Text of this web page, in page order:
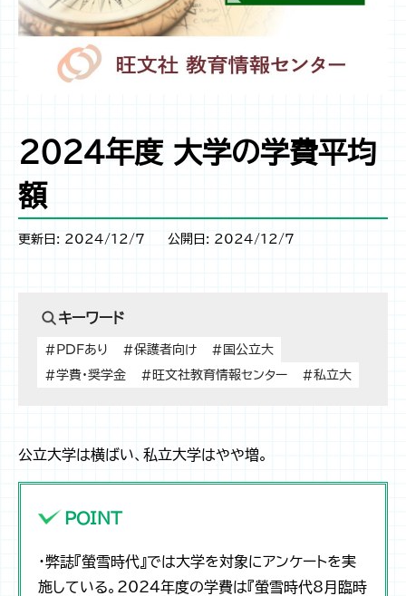
2024年度 大学の学費平均
額
更新日: 2024/12/7 公開日: 2024/12/7
キーワード
#PDFあり #保護者向け
#国公立大
#学費・奨学金
#旺文社教育情報センター #私立大
公立大学は横ばい、私立大学はやや増。
POINT
・弊誌『螢雪時代』では大学を対象にアンケートを実
施している。2024年度の学費は『螢雪時代8月臨時